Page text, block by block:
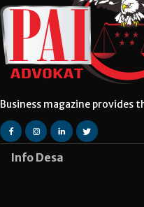
Business magazine provides
Info Desa